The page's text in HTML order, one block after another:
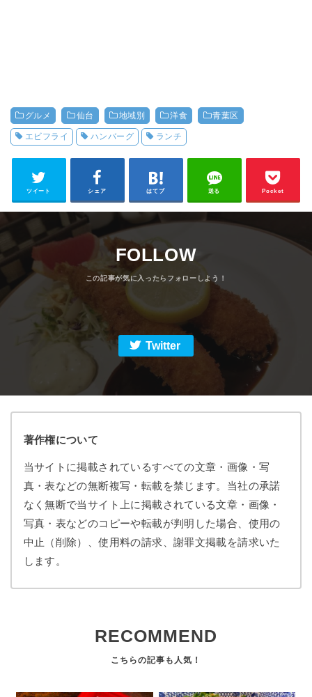
グルメ 仙台 地域別 洋食 青葉区
エビフライ ハンバーグ ランチ
ツイート シェア はてブ 送る Pocket
FOLLOW
Twitter
著作権について
当サイトに掲載されているすべての文章・画像・写
真・表などの無断複写・転載を禁じます。当社の承諾
なく無断で当サイト上に掲載されている文章・画像・
写真・表などのコピーや転載が判明した場合、使用の
中止（削除）、使用料の請求、謝罪文掲載を請求いた
します。
RECOMMEND